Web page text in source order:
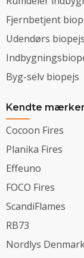
Fjernbetjent
Udendørs biopejs
Byg-selv biopejs
Kendte mærker
Cocoon Fires
Planika Fires
Effeuno
FOCO Fires
ScandiFlames
RB73
Nordlys